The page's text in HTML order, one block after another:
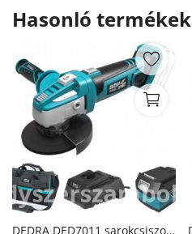
Hasonló termékek
DEDRA DED7011 sarokcsiszoló 18V szett , Lítium-Ion akkumulátorral 4.0Ah